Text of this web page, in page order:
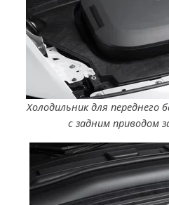
Холодильник для переднего
с задним приводом